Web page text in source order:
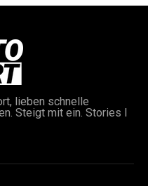
lieben schnelle
Steigt mit ein. Stories I